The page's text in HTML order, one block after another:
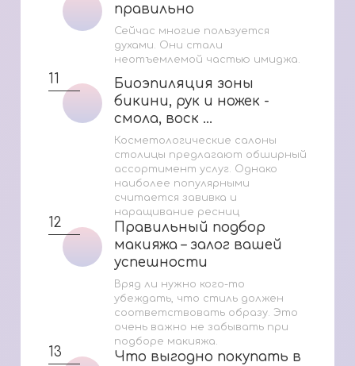
правильно
правильно
Сейчас многие пользуется
духами. Они стали
неотъемлемой частью имиджа.
11
Биоэпиляция зоны
бикини, рук и ножек -
смола, воск ...
Биоэпиляция зоны
бикини, рук и ножек -
смола, воск ...
Косметологические салоны
столицы предлагают обширный
ассортимент услуг. Однако
наиболее популярными
считается завивка и
наращивание ресниц
12
Правильный подбор
макияжа – залог вашей
успешности
Правильный подбор
макияжа – залог вашей
успешности
Вряд ли нужно кого-то
убеждать, что стиль должен
соответствовать образу. Это
очень важно не забывать при
подборе макияжа.
13
Что выгодно покупать в
Что выгодно покупать в